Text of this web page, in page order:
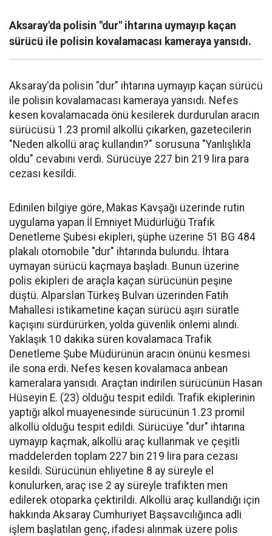
Aksaray'da polisin "dur" ihtarına uymayıp kaçan
sürücü ile polisin kovalamacası kameraya yansıdı.
Aksaray'da polisin "dur" ihtarına uymayıp kaçan sürücü
ile polisin kovalamacası kameraya yansıdı. Nefes
kesen kovalamacada önü kesilerek durdurulan aracın
sürücüsü 1.23 promil alkollü çıkarken, gazetecilerin
"Neden alkollü araç kullandın?" sorusuna "Yanlışlıkla
oldu" cevabını verdi. Sürücüye 227 bin 219 lira para
cezası kesildi.
Edinilen bilgiye göre, Makas Kavşağı üzerinde rutin
uygulama yapan İl Emniyet Müdürlüğü Trafik
Denetleme Şubesi ekipleri, şüphe üzerine 51 BG 484
plakalı otomobile "dur" ihtarında bulundu. İhtara
uymayan sürücü kaçmaya başladı. Bunun üzerine
polis ekipleri de araçla kaçan sürücünün peşine
düştü. Alparslan Türkeş Bulvarı üzerinden Fatih
Mahallesi istikametine kaçan sürücü aşırı süratle
kaçışını sürdürürken, yolda güvenlik önlemi alındı.
Yaklaşık 10 dakika süren kovalamaca Trafik
Denetleme Şube Müdürünün aracın önünü kesmesi
ile sona erdi. Nefes kesen kovalamaca anbean
kameralara yansıdı. Araçtan indirilen sürücünün Hasan
Hüseyin E. (23) olduğu tespit edildi. Trafik ekiplerinin
yaptığı alkol muayenesinde sürücünün 1.23 promil
alkollü olduğu tespit edildi. Sürücüye "dur" ihtarına
uymayıp kaçmak, alkollü araç kullanmak ve çeşitli
maddelerden toplam 227 bin 219 lira para cezası
kesildi. Sürücünün ehliyetine 8 ay süreyle el
konulurken, araç ise 2 ay süreyle trafikten men
edilerek otoparka çektirildi. Alkollü araç kullandığı için
hakkında Aksaray Cumhuriyet Başsavcılığınca adli
işlem başlatılan genç, ifadesi alınmak üzere polis